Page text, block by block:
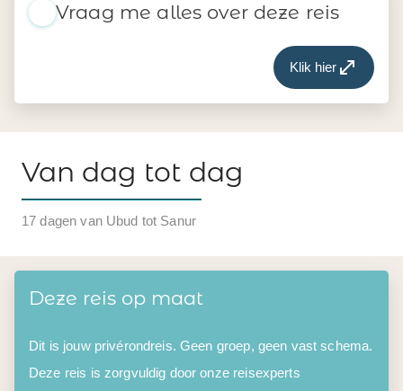
Vraag me alles over deze reis
Klik hier
Van dag tot dag
17 dagen van Ubud tot Sanur
Deze reis op maat
Dit is jouw privérondreis. Geen groep, geen vast schema.
Deze reis is zorgvuldig door onze reisexperts